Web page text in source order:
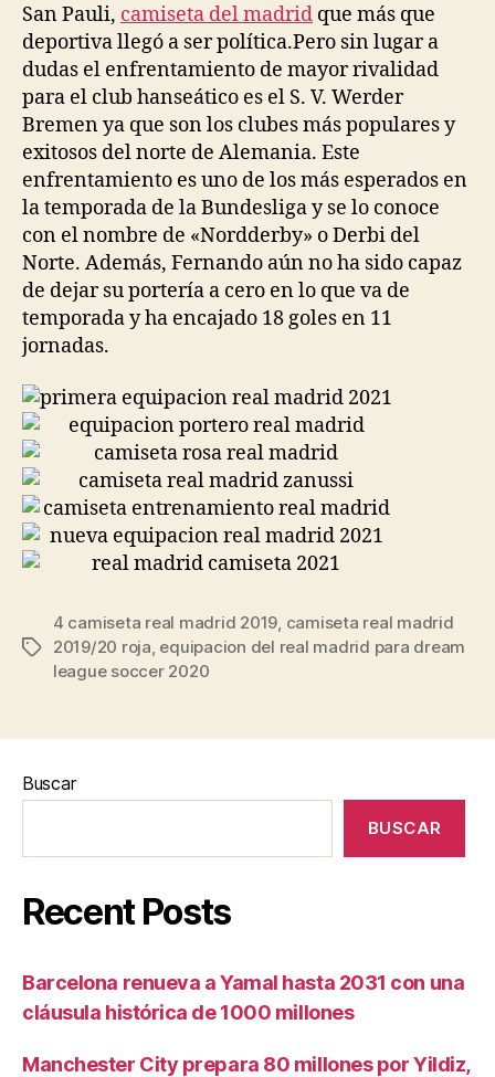
San Pauli, camiseta del madrid que más que
deportiva llegó a ser política.Pero sin lugar a
dudas el enfrentamiento de mayor rivalidad
para el club hanseático es el S. V. Werder
Bremen ya que son los clubes más populares y
exitosos del norte de Alemania. Este
enfrentamiento es uno de los más esperados en
la temporada de la Bundesliga y se lo conoce
con el nombre de «Nordderby» o Derbi del
Norte. Además, Fernando aún no ha sido capaz
de dejar su portería a cero en lo que va de
temporada y ha encajado 18 goles en 11
jornadas.
Etiquetas
4 camiseta real madrid 2019, camiseta real madrid
2019/20 roja, equipacion del real madrid para dream
league soccer 2020
Buscar
BUSCAR
Recent Posts
Barcelona renueva a Yamal hasta 2031 con una
cláusula histórica de 1000 millones
Manchester City prepara 80 millones por Yildiz,